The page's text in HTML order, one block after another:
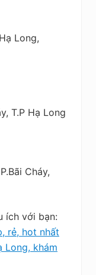
Long,
T.P Hạ Long
Cháy,
ích với bạn:
rẻ, hot nhất
Long, khám